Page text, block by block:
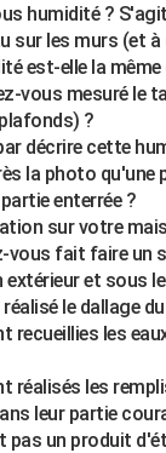
humidité ?
sur les murs (et
est-elle la
vous mesuré le
?
décrire cette
la photo qu'une
enterrée ?
sur votre
vous fait faire un
extérieur et sous
le dallage
recueillies les
réalisés les
leur partie
pas un produit